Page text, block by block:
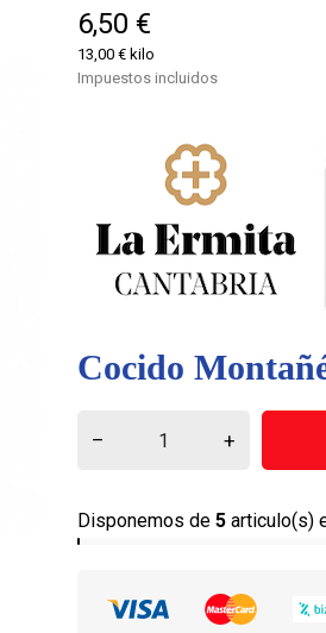
6,50 €
13,00 € kilo
Impuestos incluidos
Cocido
– +
Disponemos de 5 articulo(s)